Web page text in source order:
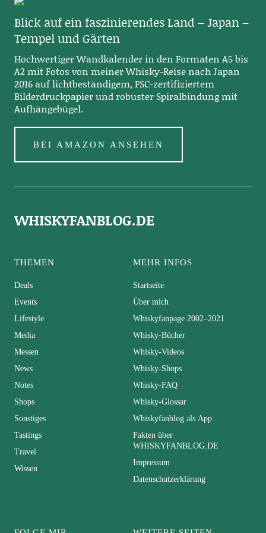
Blick auf ein faszinierendes Land – Japan –
Tempel und Gärten
Hochwertiger Wandkalender in den Formaten A5 bis
A2 mit Fotos von meiner Whisky-Reise nach Japan
2016 auf lichtbeständigem, FSC-zertifiziertem
Bilderdruckpapier und robuster Spiralbindung mit
Aufhängebügel.
BEI AMAZON ANSEHEN
WHISKYFANBLOG.DE
THEMEN
Deals
Events
Lifestyle
Media
Messen
News
Notes
Shops
Sonstiges
Tastings
Travel
Wissen
MEHR INFOS
Startseite
Über mich
Whiskyfanpage 2002–2021
Whisky-Bücher
Whisky-Videos
Whisky-Shops
Whisky-FAQ
Whisky-Glossar
Whiskyfanblog als App
Fakten über
WHISKYFANBLOG.DE
Impressum
Datenschutzerklärung